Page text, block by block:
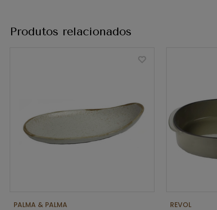
Produtos relacionados
PALMA & PALMA REVOL